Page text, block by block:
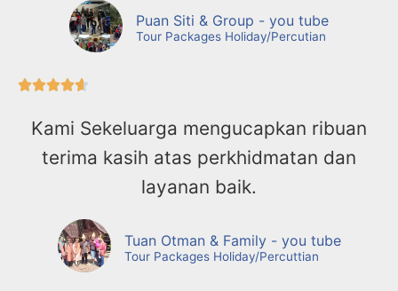
Puan Siti & Group - you tube
Tour Packages Holiday/Percutian

Kami Sekeluarga mengucapkan ribuan
terima kasih atas perkhidmatan dan
layanan baik.
Tuan Otman & Family - you tube
Tour Packages Holiday/Percuttian